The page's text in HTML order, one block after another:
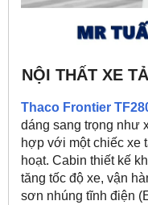
NỘI THẤT XE
Thaco Frontier
dáng sang trọng như
hợp với một chiếc xe
hoạt. Cabin thiết kế
tăng tốc độ xe, vận
sơn nhúng tĩnh điện